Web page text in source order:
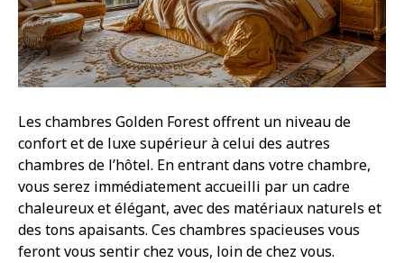
Les chambres Golden Forest offrent un niveau de
confort et de luxe supérieur à celui des autres
chambres de l’hôtel. En entrant dans votre chambre,
vous serez immédiatement accueilli par un cadre
chaleureux et élégant, avec des matériaux naturels et
des tons apaisants. Ces chambres spacieuses vous
feront vous sentir chez vous, loin de chez vous.